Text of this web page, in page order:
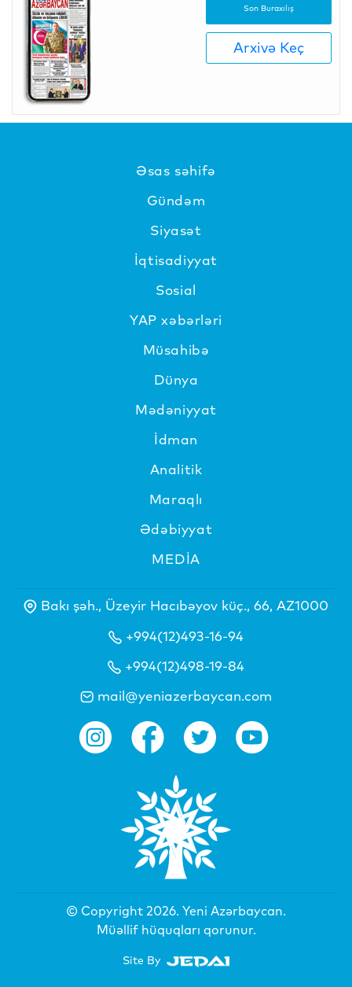
Son Buraxılış
Arxivə Keç
Əsas səhifə
Gündəm
Siyasət
İqtisadiyyat
Sosial
YAP xəbərləri
Müsahibə
Dünya
Mədəniyyat
İdman
Analitik
Maraqlı
Ədəbiyyat
MEDİA
Bakı şəh., Üzeyir Hacıbəyov küç., 66, AZ1000
+994(12)493-16-94
+994(12)498-19-84
mail@yeniazerbaycan.com
© Copyright 2026. Yeni Azərbaycan.
Müəllif hüquqları qorunur.
Site By